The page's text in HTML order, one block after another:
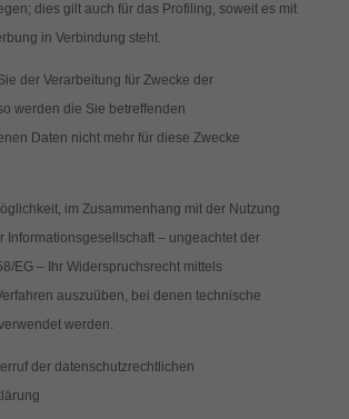
dies gilt auch für das Profiling, soweit es mit
in Verbindung steht.
der Verarbeitung für Zwecke der
werden die Sie betreffenden
Daten nicht mehr für diese Zwecke
im Zusammenhang mit der Nutzung
Informationsgesellschaft – ungeachtet der
EG – Ihr Widerspruchsrecht mittels
auszuüben, bei denen technische
werden.
der datenschutzrechtlichen